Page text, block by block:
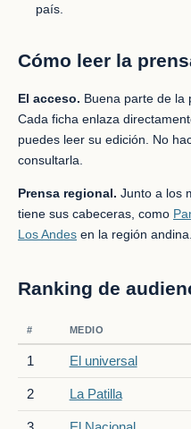
país.
Cómo leer la
El acceso. Buena parte de la
Cada ficha enlaza
puedes leer su edición. No
consultarla.
Prensa regional. Junto a los
tiene sus cabeceras, como
Los Andes en la región andina.
Ranking de
# MEDIO
1 El universal
2 La Patilla